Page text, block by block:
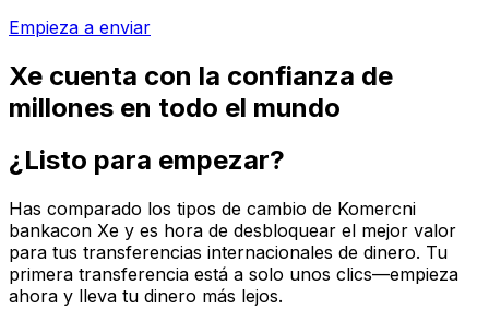
Empieza a enviar
Xe cuenta con la confianza de
millones en todo el mundo
¿Listo para empezar?
Has comparado los tipos de cambio de Komercni
bankacon Xe y es hora de desbloquear el mejor valor
para tus transferencias internacionales de dinero. Tu
primera transferencia está a solo unos clics—empieza
ahora y lleva tu dinero más lejos.